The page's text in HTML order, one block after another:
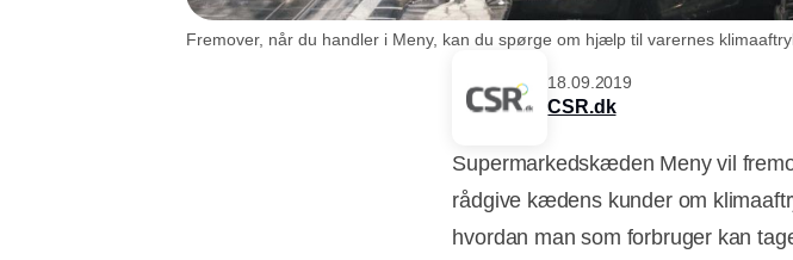
Fremover, når du handler i Meny, kan du spørge om hjælp til varernes
18.09.2019
CSR.dk
Supermarkedskæden Meny vil
rådgive kædens kunder om
hvordan man som forbruger kan